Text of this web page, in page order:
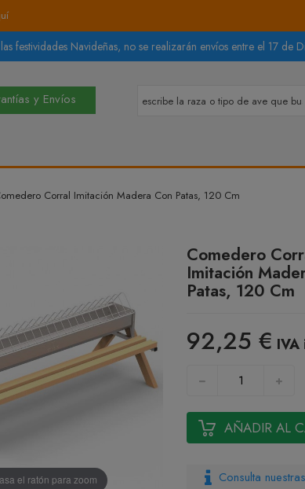
festividades Navideñas, no se realizarán envíos entre el 17 de
y Envíos
Corral Imitación Madera Con Patas, 120 Cm
el ratón para zoom
Comedero
Imitación
Patas, 120 Cm
92,25 € IVA
AÑADIR AL
Consulta